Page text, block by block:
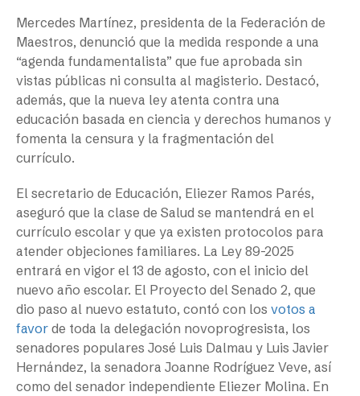
Mercedes Martínez, presidenta de la Federación de
Maestros, denunció que la medida responde a una
“agenda fundamentalista” que fue aprobada sin
vistas públicas ni consulta al magisterio. Destacó,
además, que la nueva ley atenta contra una
educación basada en ciencia y derechos humanos y
fomenta la censura y la fragmentación del
currículo.
El secretario de Educación, Eliezer Ramos Parés,
aseguró que la clase de Salud se mantendrá en el
currículo escolar y que ya existen protocolos para
atender objeciones familiares. La Ley 89-2025
entrará en vigor el 13 de agosto, con el inicio del
nuevo año escolar. El Proyecto del Senado 2, que
dio paso al nuevo estatuto, contó con los votos a
favor de toda la delegación novoprogresista, los
senadores populares José Luis Dalmau y Luis Javier
Hernández, la senadora Joanne Rodríguez Veve, así
como del senador independiente Eliezer Molina. En